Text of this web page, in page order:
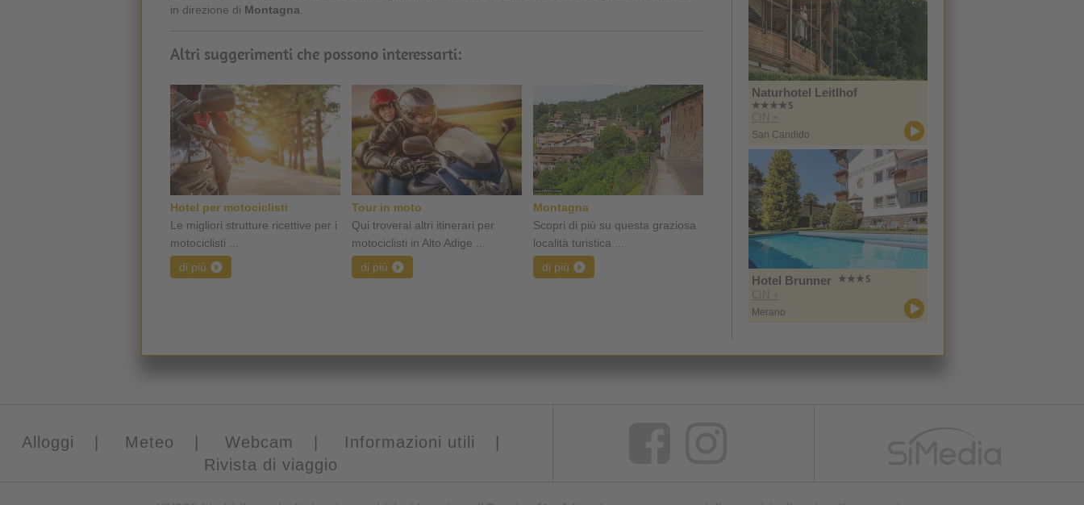
in direzione di Montagna
Altri suggerimenti che possono interessarti:
Hotel per motociclisti
Le migliori strutture ricettive per i
motociclisti ...
di più
Tour in moto
Qui troverai altri itinerari per
motociclisti in Alto Adige ...
di più
Montagna
Scopri di più su questa graziosa
località turistica ...
di più
Naturhotel Leitlhof
CIN +
San Candido
Hotel Brunner
CIN +
Merano
Alloggi Meteo Webcam Informazioni utili
Rivista di viaggio